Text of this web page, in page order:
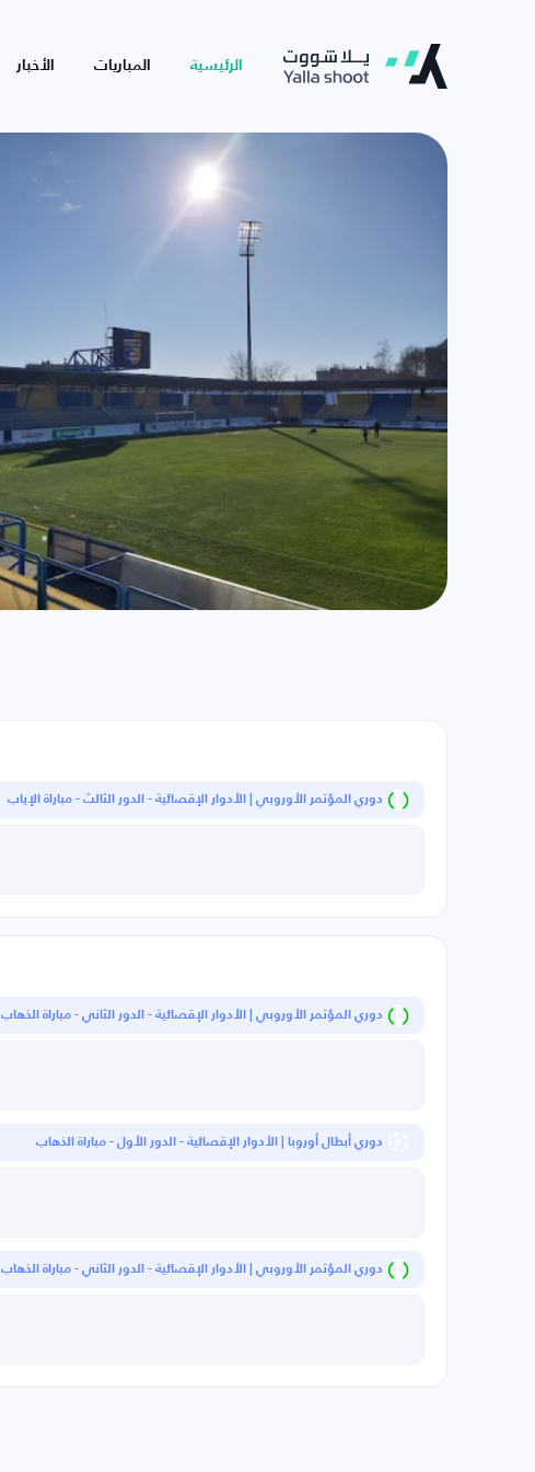
الرئيسية المباريات الأخبار
دوري المؤتمر الأوروبي | الأدوار الإقصائية - الدور الثالث - مباراة الإياب
دوري المؤتمر الأوروبي | الأدوار الإقصائية - الدور الثاني - مباراة الذهاب
دوري أبطال أوروبا | الأدوار الإقصائية - الدور الأول - مباراة الذهاب
دوري المؤتمر الأوروبي | الأدوار الإقصائية - الدور الثاني - مباراة الذهاب